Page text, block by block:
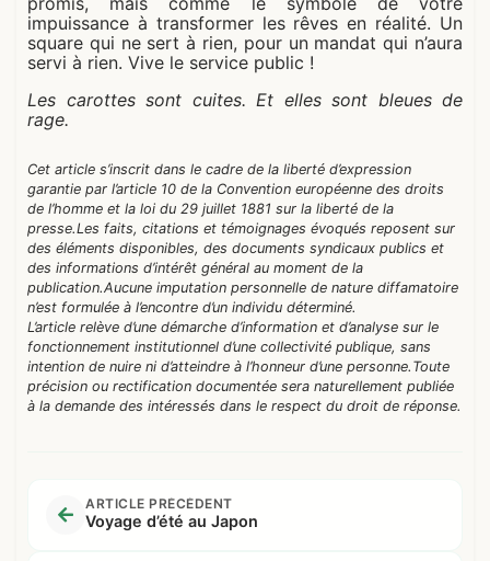
impuissance à transformer les rêves en réalité. Un
square qui ne sert à rien, pour un mandat qui n’aura
servi à rien. Vive le service public !
Les carottes sont cuites. Et elles sont bleues de
rage.
Cet article s’inscrit dans le cadre de la liberté d’expression
garantie par l’article 10 de la Convention européenne des droits
de l’homme et la loi du 29 juillet 1881 sur la liberté de la
presse.Les faits, citations et témoignages évoqués reposent sur
des éléments disponibles, des documents syndicaux publics et
des informations d’intérêt général au moment de la
publication.Aucune imputation personnelle de nature diffamatoire
n’est formulée à l’encontre d’un individu déterminé.
L’article relève d’une démarche d’information et d’analyse sur le
fonctionnement institutionnel d’une collectivité publique, sans
intention de nuire ni d’atteindre à l’honneur d’une personne. Toute
précision ou rectification documentée sera naturellement publiée
à la demande des intéressés dans le respect du droit de réponse.
ARTICLE PRÉCÉDENT
Voyage d’été au Japon